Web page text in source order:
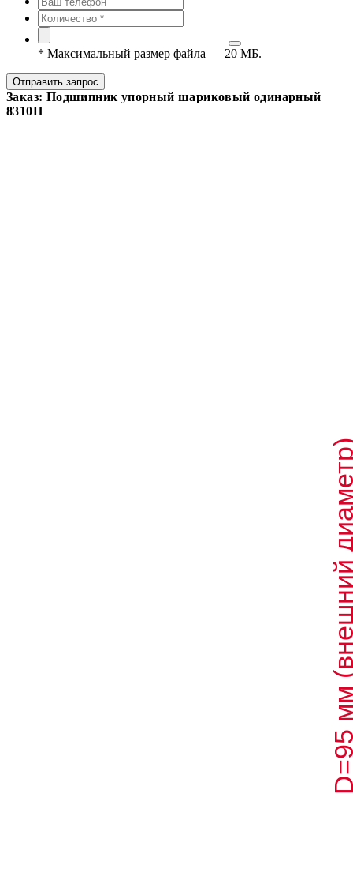
* Максимальный размер файла — 20 МБ.
Отправить запрос
Заказ: Подшипник упорный шариковый одинарный
8310Н